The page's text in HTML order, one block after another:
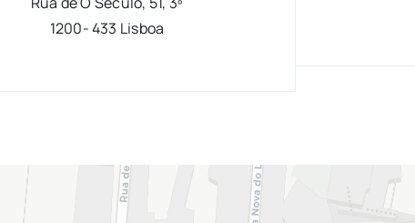
1200- 433 Lisboa